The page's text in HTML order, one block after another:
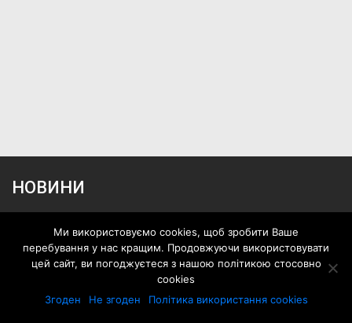
НОВИНИ
Стрічка автоновин
Презентації
Події
ТЕСТ-ДРАЙВИ
Ми використовуємо cookies, щоб зробити Ваше
перебування у нас кращим. Продовжуючи використовувати
цей сайт, ви погоджуєтеся з нашою політикою стосовно
cookies
Згоден
Не згоден Політика використання cookies